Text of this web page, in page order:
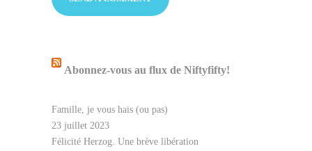
Abonnez-vous au flux de Niftyfifty!
Famille, je vous hais (ou pas)
23 juillet 2023
Félicité Herzog. Une brève libération